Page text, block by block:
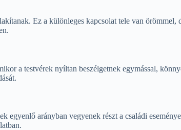
Ez a különleges kapcsolat tele van
a testvérek nyíltan beszélgetnek egymással,
arányban vegyenek részt a családi